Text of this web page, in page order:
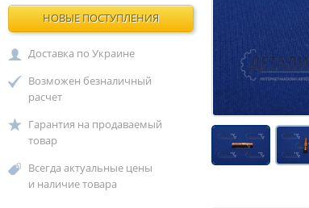
НОВЫЕ ПОСТУПЛЕНИЯ
Доставка по Украине
Возможен безналичный
расчет
Гарантия на продаваемый
товар
Всегда актуальные цены
и наличие товара